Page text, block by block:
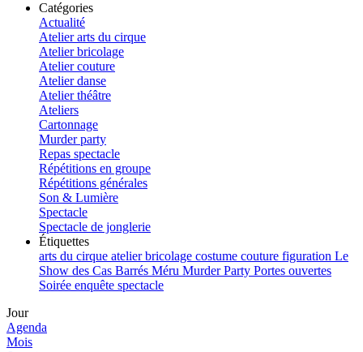
Catégories
Actualité
Atelier arts du cirque
Atelier bricolage
Atelier couture
Atelier danse
Atelier théâtre
Ateliers
Cartonnage
Murder party
Repas spectacle
Répétitions en groupe
Répétitions générales
Son & Lumière
Spectacle
Spectacle de jonglerie
Étiquettes
arts du cirque atelierbricolage costume couture figuration Le
Show des Cas Barrés Méru Murder Party Portes ouvertes
Soirée enquête spectacle
Jour
Agenda
Mois